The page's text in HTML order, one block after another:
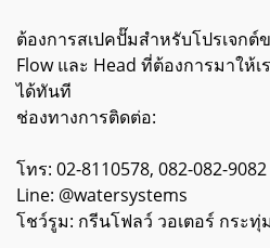
ต้องการสเปคปั๊มสำหรับโปรเจกต์
Flow และ Head ที่ต้องการมาให้
ได้ทันที
ช่องทางการติดต่อ:
โทร: 02-8110578, 082-082-9082
Line: @watersystems
โชว์รูม: กรีนโฟลว์ วอเตอร์ กระ